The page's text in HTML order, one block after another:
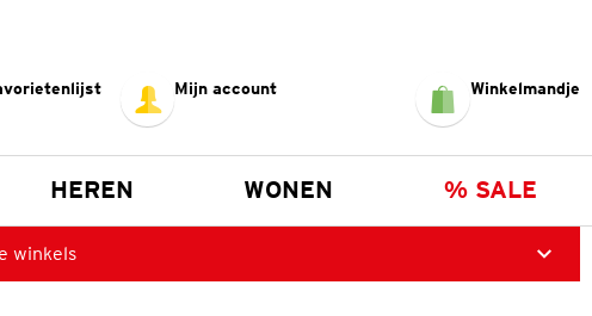
Mijn account Winkelmandje
HEREN WONEN % SALE
winkels